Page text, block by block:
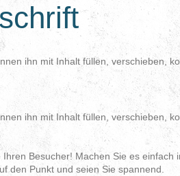
ihn mit Inhalt füllen, verschieben,
ihn mit Inhalt füllen, verschieben,
Ihren Besucher! Machen Sie es einfach
den Punkt und seien Sie spannend.